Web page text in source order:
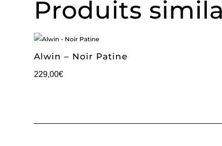
Produits
Alwin – Noir Patine
229,00€